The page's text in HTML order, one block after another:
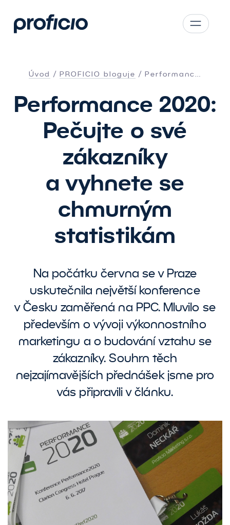
AT
PL
Úvod PROFICIO bloguje Performanc…
Performance 2020:
Pečujte o své
zákazníky
a vyhnete se
chmurným
statistikám
Na počátku června se v Praze
uskutečnila největší konference
v Česku zaměřená na PPC. Mluvilo se
především o vývoji výkonnostního
marketingu a o budování vztahu se
zákazníky. Souhrn těch
nejzajímavějších přednášek jsme pro
vás připravili v článku.